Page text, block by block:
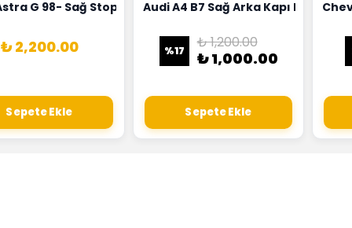
Rapro Marka 96591464
G 98- Sağ Stop Lambası Depo Marka 6223020
₺ 2,200.00
Sepete Ekle
Audi A4 B7 Sağ Arka Kapı Kilit
%17 ₺ 1,200.00
₺ 1,000.00
Sepete Ekle